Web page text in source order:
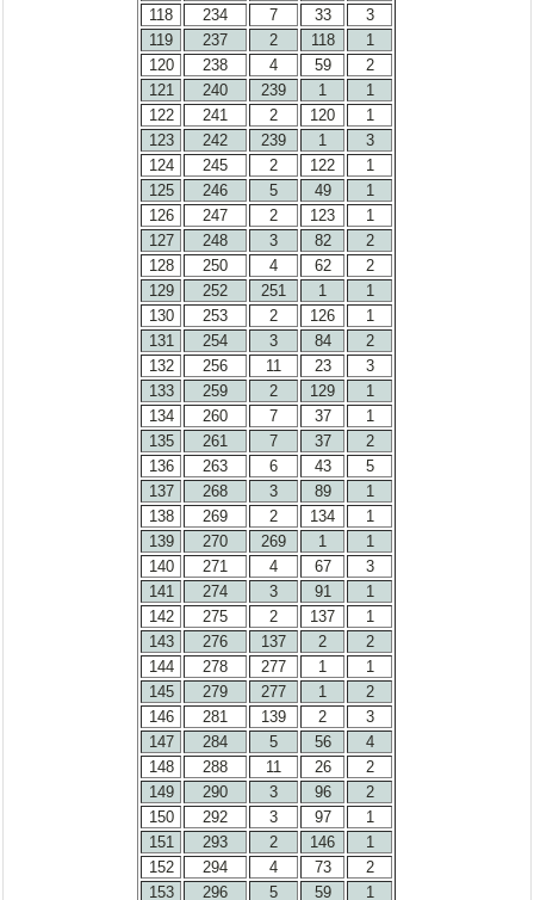
118
234 7 33
3
119
237 2 118
1
120
238 4 59
2
121
240 239 1
1
122
241 2 120
1
123
242 239 1
3
124
245 2 122
1
125
246 5 49
1
126
247 2 123
1
127
248 3 82
2
128
250 4 62
2
129
252 251 1
1
130
253 2 126
1
131
254 3 84
2
132
256 11 23
3
133
259 2 129
1
134
260 7 37
1
135
261 7 37
2
136
263 6 43
5
137
268 3 89
1
138
269 2 134
1
139
270 269 1
1
140
271 4 67
3
141
274 3 91
1
142
275 2 137
1
143
276 137 2
2
144
278 277 1
1
145
279 277 1
2
146
281 139 2
3
147
284 5 56
4
148
288 11 26
2
149
290 3 96
2
150
292 3 97
1
151
293 2 146
1
152
294 4 73
2
153
296 5 59
1